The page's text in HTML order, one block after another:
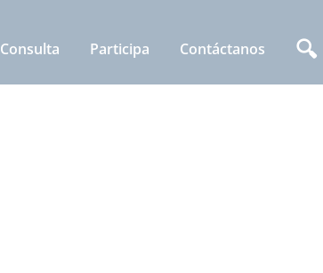
Consulta Participa Contáctanos 🔍